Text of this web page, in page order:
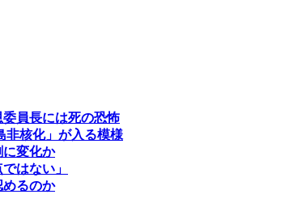
員長には死の恐怖
非核化」が入る模様
変化か
はない」
るのか